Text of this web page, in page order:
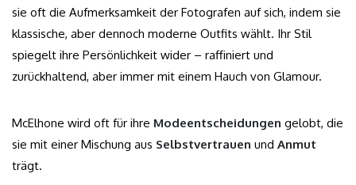
sie oft die Aufmerksamkeit der Fotografen auf sich, indem sie
klassische, aber dennoch moderne Outfits wählt. Ihr Stil
spiegelt ihre Persönlichkeit wider – raffiniert und
zurückhaltend, aber immer mit einem Hauch von Glamour.
McElhone wird oft für ihre Modeentscheidungen gelobt, die
sie mit einer Mischung aus Selbstvertrauen und Anmut
trägt.